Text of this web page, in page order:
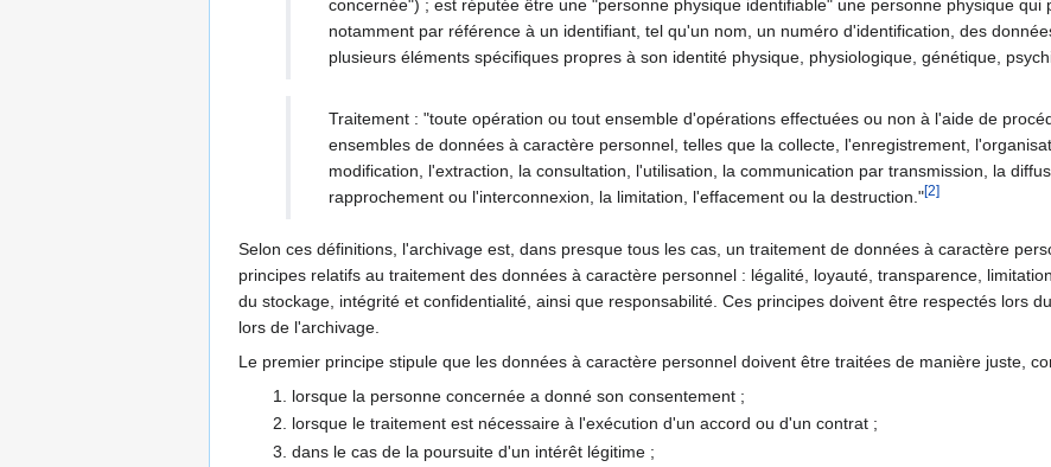
concernée") ; est réputée être une "personne physique identifiable" une personne physique qui
notamment par référence à un identifiant, tel qu'un nom, un numéro d'identification, des
plusieurs éléments spécifiques propres à son identité physique, physiologique, génétique,
Traitement : "toute opération ou tout ensemble d'opérations effectuées ou non à l'aide de
ensembles de données à caractère personnel, telles que la collecte, l'enregistrement,
modification, l'extraction, la consultation, l'utilisation, la communication par transmission, la
rapprochement ou l'interconnexion, la limitation, l'effacement ou la destruction."[2]
Selon ces définitions, l'archivage est, dans presque tous les cas, un traitement de données à caractère
principes relatifs au traitement des données à caractère personnel : légalité, loyauté, transparence,
du stockage, intégrité et confidentialité, ainsi que responsabilité. Ces principes doivent être respectés lors
lors de l'archivage.
Le premier principe stipule que les données à caractère personnel doivent être traitées de manière juste,
lorsque la personne concernée a donné son consentement ;
lorsque le traitement est nécessaire à l'exécution d'un accord ou d'un contrat ;
dans le cas de la poursuite d'un intérêt légitime ;